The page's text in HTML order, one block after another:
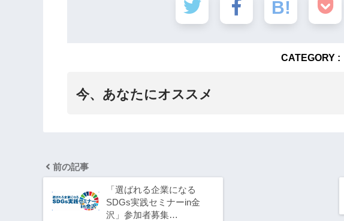
CATEGORY :
今、あなたにオススメ
前の記事
「選ばれる企業になる
SDGs実践セミナーin金
沢」参加者募集…